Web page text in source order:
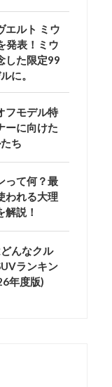
エルト ミウ
発表！ミウ
した限定99
に。
フモデル特
ーに向けた
ち
って何？最
われる大理
解説！
んなクル
ランキン
年度版)